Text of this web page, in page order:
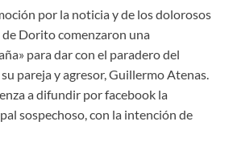
por la noticia y de los dolorosos
Dorito comenzaron una
para dar con el paradero del
pareja y agresor, Guillermo Atenas.
a difundir por facebook la
sospechoso, con la intención de